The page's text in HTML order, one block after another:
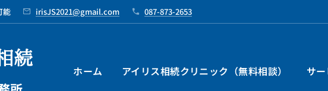
能 irisJS2021@gmail.com 087-873-2653
続
ホーム アイリス相続クリニック（無料相談） サ